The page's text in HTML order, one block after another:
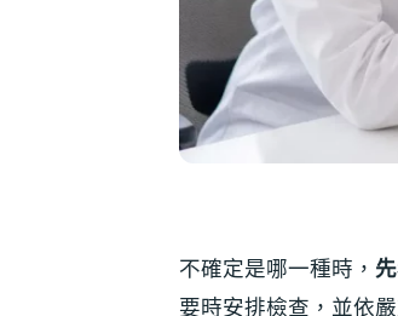
不確定是哪一種時，
要時安排檢查，並依